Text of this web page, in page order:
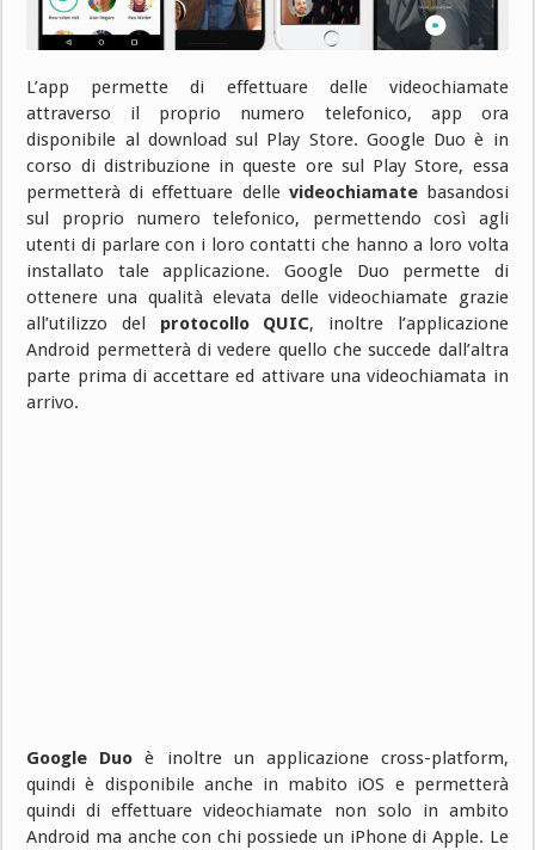
L’app permette di effettuare delle videochiamate
attraverso il proprio numero telefonico, app ora
disponibile al download sul Play Store. Google Duo è in
corso di distribuzione in queste ore sul Play Store, essa
permetterà di effettuare delle videochiamatebasandosi
sul proprio numero telefonico, permettendo così agli
utenti di parlare con i loro contatti che hanno a loro volta
installato tale applicazione. Google Duo permette di
ottenere una qualità elevata delle videochiamate grazie
all’utilizzo del protocollo QUIC, inoltre l’applicazione
Android permetterà di vedere quello che succede dall’altra
parte prima di accettare ed attivare una videochiamata in
arrivo.
Google Duo è inoltre un applicazione cross-platform,
quindi è disponibile anche in mabito iOS e permetterà
quindi di effettuare videochiamate non solo in ambito
Android ma anche con chi possiede un iPhone di Apple. Le